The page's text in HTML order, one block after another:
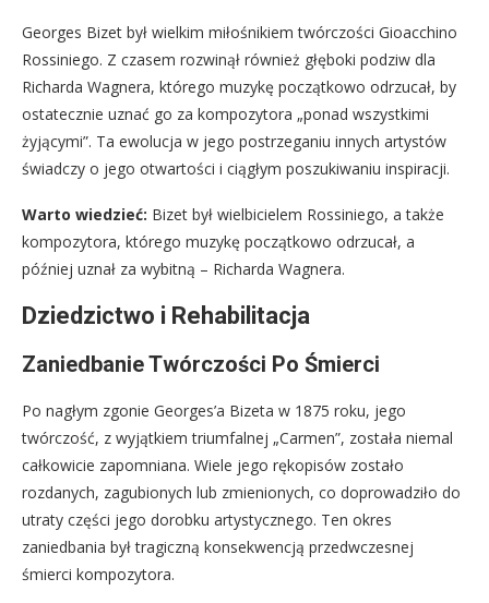
Georges Bizet był wielkim miłośnikiem twórczości Gioacchino
Rossiniego. Z czasem rozwinął również głęboki podziw dla
Richarda Wagnera, którego muzykę początkowo odrzucał, by
ostatecznie uznać go za kompozytora „ponad wszystkimi
żyjącymi”. Ta ewolucja w jego postrzeganiu innych artystów
świadczy o jego otwartości i ciągłym poszukiwaniu inspiracji.
Warto wiedzieć: Bizet był wielbicielem Rossiniego, a także
kompozytora, którego muzykę początkowo odrzucał, a
później uznał za wybitną – Richarda Wagnera.
Dziedzictwo i Rehabilitacja
Zaniedbanie Twórczości Po Śmierci
Po nagłym zgonie Georges’a Bizeta w 1875 roku, jego
twórczość, z wyjątkiem triumfalnej „Carmen”, została niemal
całkowicie zapomniana. Wiele jego rękopisów zostało
rozdanych, zagubionych lub zmienionych, co doprowadziło do
utraty części jego dorobku artystycznego. Ten okres
zaniedbania był tragiczną konsekwencją przedwczesnej
śmierci kompozytora.